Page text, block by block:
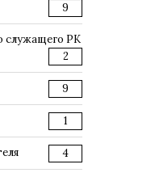
9
служащего РК
2
9
1
4